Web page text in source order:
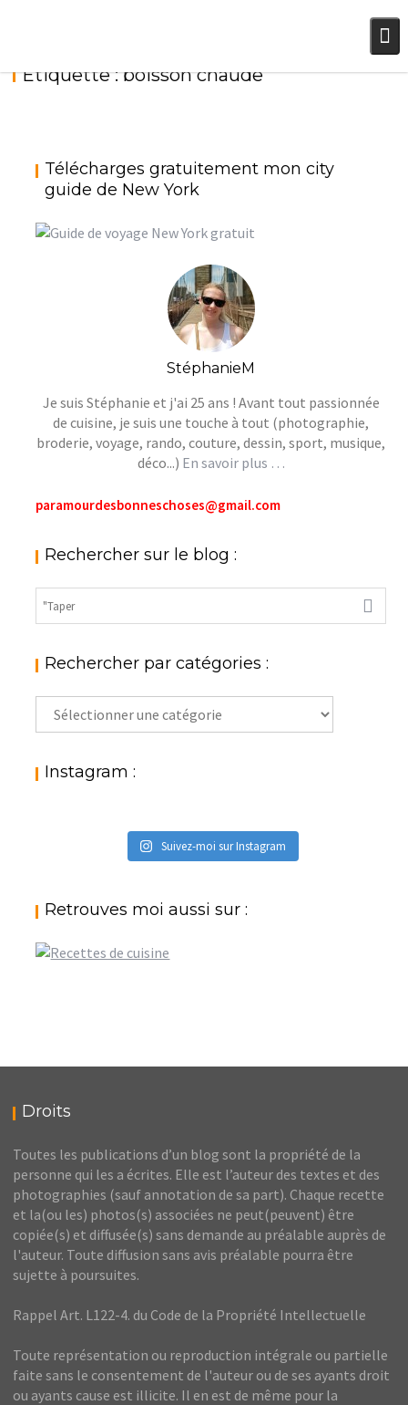
Étiquette :boisson chaude
LATTE MACCHIATO, WINTER IS COMING !
StéphanieM
BAILEYS IRISH COFFEE, LA BOISSON CHAUDE
DES ADULTES {2 DÉCEMBRE 2017}
Télécharges gratuitement mon city
guide de New York
StéphanieM
Je suis Stéphanie et j'ai 25 ans ! Avant tout passionnée
de cuisine, je suis une touche à tout (photographie,
broderie, voyage, rando, couture, dessin, sport, musique,
déco...) En savoir plus …
paramourdesbonneschoses@gmail.com
Rechercher sur le blog :
Rechercher par catégories :
Rechercher
par
: Instagram :
Suivez-moi sur Instagram
Retrouves moi aussi sur :
Droits
Toutes les publications d’un blog sont la propriété de la
personne qui les a écrites. Elle est l’auteur des textes et des
photographies (sauf annotation de sa part). Chaque recette
et la(ou les) photos(s) associées ne peut(peuvent) être
copiée(s) et diffusée(s) sans demande au préalable auprès de
l'auteur. Toute diffusion sans avis préalable pourra être
sujette à poursuites.
Rappel Art. L122-4. du Code de la Propriété Intellectuelle
Toute représentation ou reproduction intégrale ou partielle
faite sans le consentement de l'auteur ou de ses ayants droit
ou ayants cause est illicite. Il en est de même pour la